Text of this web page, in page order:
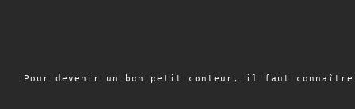
Pour devenir un bon petit conteur, il faut connaître